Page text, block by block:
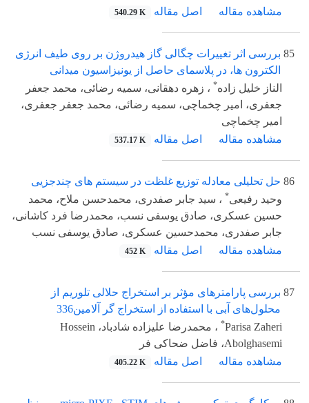
مشاهده مقاله
اصل مقاله 540.29 K
85 بررسی اثر تغییرات چگالی گاز هیدروژن بر روی طیف انرژی
الکترون ها، در پلاسمای حاصل از یونیزاسیون میدانی
الناز خلیل زاده* ، زهره دهقانی، سمیه رضائی، محمد جعفر
جعفری، امیر چخماچی، سمیه رضائی، محمد جعفر جعفری،
امیر چخماچی
مشاهده مقاله
اصل مقاله 537.17 K
86 حل تحلیلی معادله توزیع غلظت در سیستم های چندجزیی
وحید رفیعی* ، سید جابر صفدری، محمدحسن ملاح، محمد
حسین عسکری، صادق یوسفی نسب، محمدرضا فرد کاشانی،
جابر صفدری، محمدحسین عسکری، صادق یوسفی نسب
مشاهده مقاله
اصل مقاله 452 K
87 بررسی پارامترهای مؤثر بر استخراج حلالی تلوریم از
محلول‌های آبی با استفاده از استخراج گر آلامین336
Parisa Zaheri
*
، محمدرضا علیزاده شادباد، Hossein
Abolghasemi، فاضل ضحاکی فر
مشاهده مقاله
اصل مقاله 405.22 K